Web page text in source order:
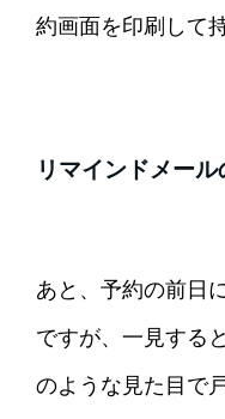
約画面を印刷して
リマインドメー
あと、予約の前日
ですが、一見する
のような見た目で